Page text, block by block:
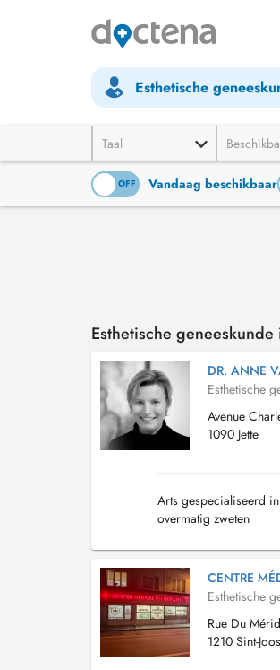
Esthetische
Taal
OFF Vandaag beschikbaar
ON
Esthetische geneeskunde
DR. ANNE
Esthetische
Avenue
1090 Jette
Arts gespecialiseerd
overmatig zweten
CENTRE
Esthetische
Rue Du
1210 Sint-